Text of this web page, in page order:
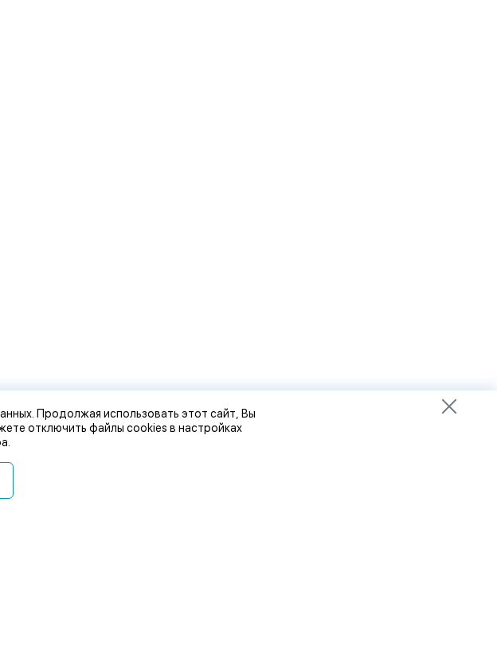
Продолжая использовать этот сайт, Вы
отключить файлы cookies в настройках